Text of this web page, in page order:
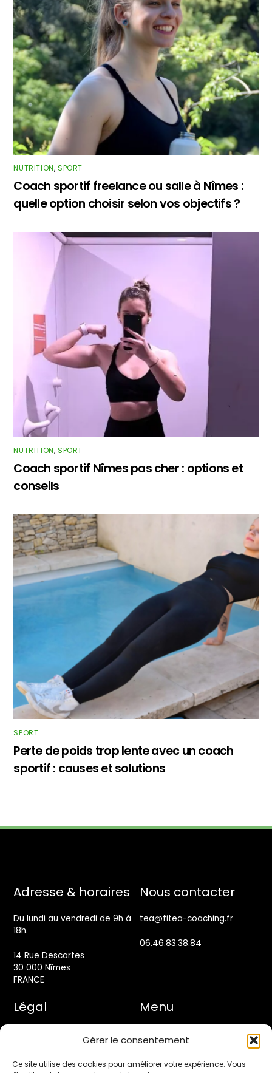
Gérer le consentement
Ce site utilise des cookies pour améliorer votre expérience. Vous
NUTRITION,SPORT
Coach sportif freelance ou salle à Nîmes :
quelle option choisir selon vos objectifs ?
NUTRITION,SPORT
Coach sportif Nîmes pas cher : options et
conseils
SPORT
Perte de poids trop lente avec un coach
sportif : causes et solutions
To
Adresse & horaires
Du lundi au vendredi de 9h à
18h.
14 Rue Descartes
30 000 Nîmes
FRANCE
Nous contacter
tea@fitea-coaching.fr
06.46.83.38.84
Légal Menu
Programmes